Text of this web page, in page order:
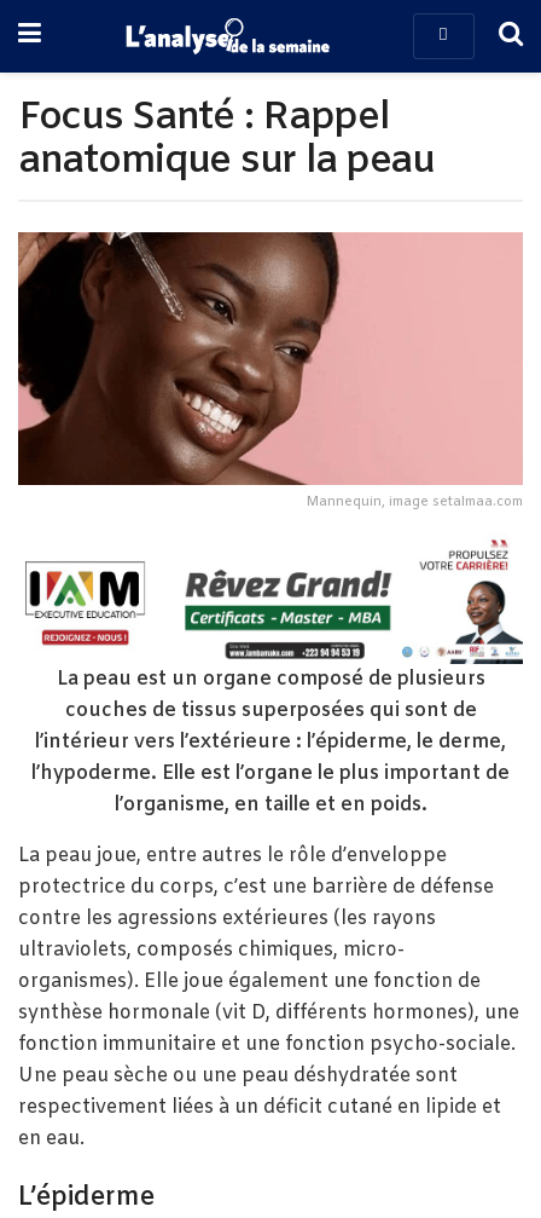
Focus Santé : Rappel
anatomique sur la peau
Mannequin, image setalmaa.com
La peau est un organe composé de plusieurs
couches de tissus superposées qui sont de
l’intérieur vers l’extérieure : l’épiderme, le derme,
l’hypoderme. Elle est l’organe le plus important de
l’organisme, en taille et en poids.
La peau joue, entre autres le rôle d’enveloppe
protectrice du corps, c’est une barrière de défense
contre les agressions extérieures (les rayons
ultraviolets, composés chimiques, micro-
organismes). Elle joue également une fonction de
synthèse hormonale (vit D, différents hormones), une
fonction immunitaire et une fonction psycho-sociale.
Une peau sèche ou une peau déshydratée sont
respectivement liées à un déficit cutané en lipide et
en eau.
L’épiderme